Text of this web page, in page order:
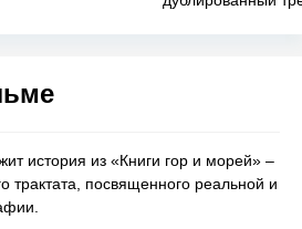
история из «Книги гор и морей» –
трактата, посвященного реальной и